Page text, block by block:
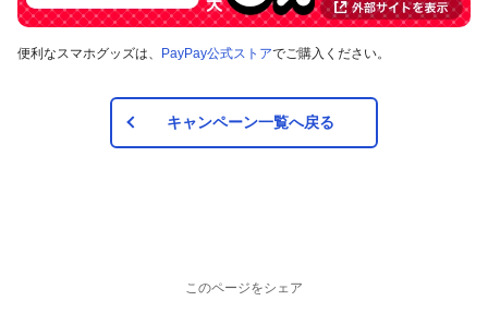
便利なスマホグッズは、 PayPay公式ストアでご購入ください。
キャンペーン一覧へ戻る
このページをシェア